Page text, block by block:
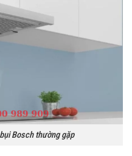
Bosch thường gặp